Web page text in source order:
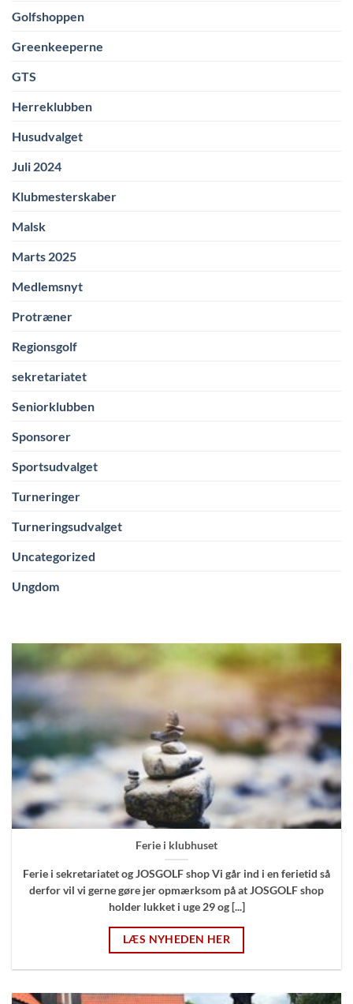
Ferie i klubhuset
Ferie i sekretariatet og JOSGOLF shop Vi går ind i en ferietid så
derfor vil vi gerne gøre jer opmærksom på at JOSGOLF shop
holder lukket i uge 29 og [...]
LÆS NYHEDEN HER
Golfshoppen
Greenkeeperne
GTS
Herreklubben
Husudvalget
Juli 2024
Klubmesterskaber
Malsk
Marts 2025
Medlemsnyt
Protræner
Regionsgolf
sekretariatet
Seniorklubben
Sponsorer
Sportsudvalget
Turneringer
Turneringsudvalget
Uncategorized
Ungdom